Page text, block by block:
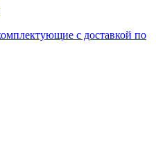
с доставкой по